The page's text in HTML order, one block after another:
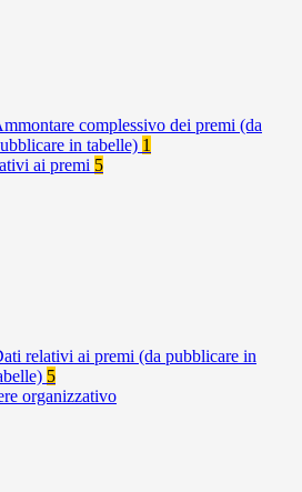
complessivo dei premi (da
in tabelle) 1
ai premi 5
relativi ai premi (da pubblicare in
5
organizzativo